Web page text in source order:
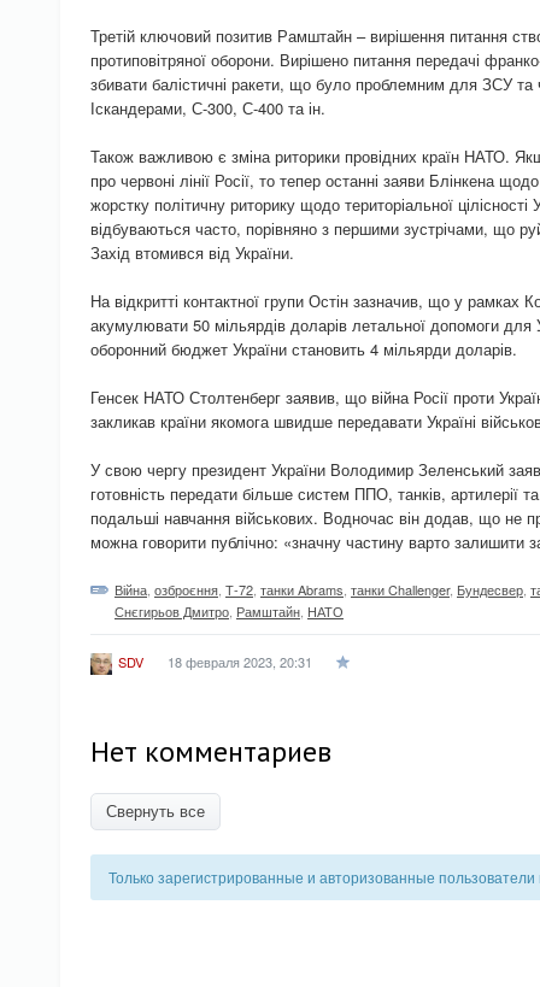
Третій ключовий позитив Рамштайн – вирішення питання
протиповітряної оборони. Вирішено питання передачі
збивати балістичні ракети, що було проблемним для ЗСУ та
Іскандерами, С-300, С-400 та ін.
Також важливою є зміна риторики провідних країн НАТО.
про червоні лінії Росії, то тепер останні заяви Блінкена
жорстку політичну риторику щодо територіальної
відбуваються часто, порівняно з першими зустрічами, що
Захід втомився від України.
На відкритті контактної групи Остін зазначив, що у рамках
акумулювати 50 мільярдів доларів летальної допомоги для
оборонний бюджет України становить 4 мільярди доларів.
Генсек НАТО Столтенберг заявив, що війна Росії проти
закликав країни якомога швидше передавати Україні
У свою чергу президент України Володимир Зеленський
готовність передати більше систем ППО, танків, артилерії
подальші навчання військових. Водночас він додав, що не
можна говорити публічно: «значну частину варто залишити
Війна озброєння Т-72 танки Abrams танки Challenger, Бундесвер
Снєгирьов Дмитро Рамштайн НАТО
SDV 18 февраля 2023, 20:31
Нет комментариев
Свернуть все
Только зарегистрированные и авторизованные